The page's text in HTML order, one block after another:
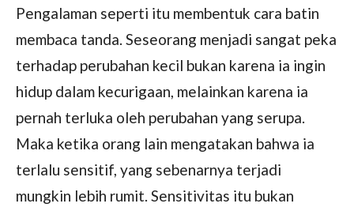
Pengalaman seperti itu membentuk cara batin
membaca tanda. Seseorang menjadi sangat peka
terhadap perubahan kecil bukan karena ia ingin
hidup dalam kecurigaan, melainkan karena ia
pernah terluka oleh perubahan yang serupa.
Maka ketika orang lain mengatakan bahwa ia
terlalu sensitif, yang sebenarnya terjadi
mungkin lebih rumit. Sensitivitas itu bukan